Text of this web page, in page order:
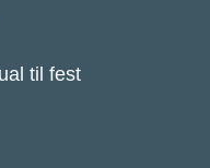
til fest